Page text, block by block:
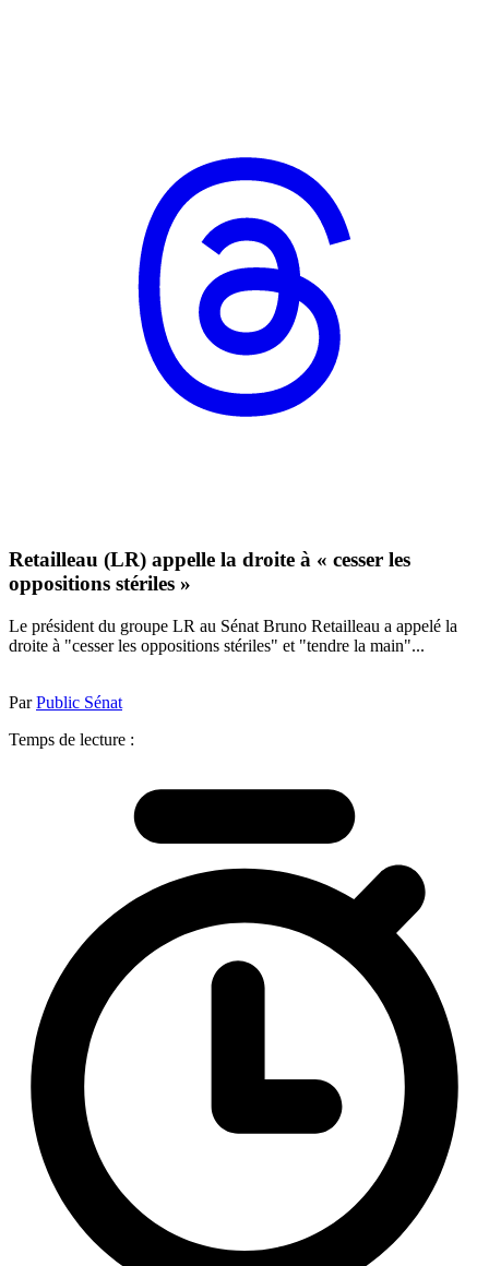
Retailleau (LR) appelle la droite à « cesser les
oppositions stériles »
Le président du groupe LR au Sénat Bruno Retailleau a appelé la
droite à "cesser les oppositions stériles" et "tendre la main"...
ParPublic Sénat
Temps de lecture :